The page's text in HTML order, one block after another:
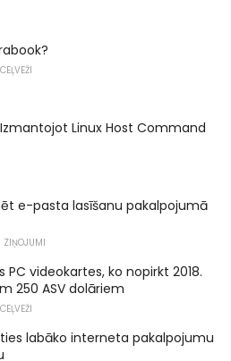
Linux Host Command
e-pasta lasīšanu pakalpojumā
ZIŅOJUMI
PC videokartes, ko nopirkt 2018.
250 ASV dolāriem
labāko interneta pakalpojumu